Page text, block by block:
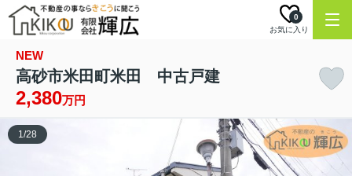
お気に入り
0
NEW
高砂市米田町米田 中古戸建
2,380万円
1/28